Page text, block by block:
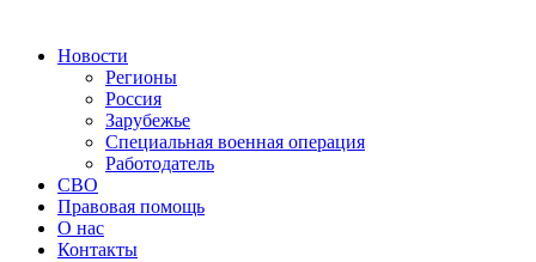
Новости
Регионы
Россия
Зарубежье
Специальная военная операция
Работодатель
СВО
Правовая помощь
О нас
Контакты